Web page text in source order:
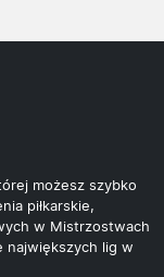
możesz szybko
piłkarskie,
w Mistrzostwach
największych lig w